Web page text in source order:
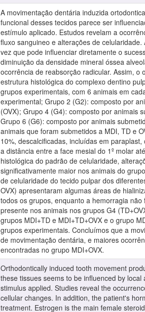
A movimentação dentária induzida
funcional desses tecidos parece ser
estímulo aplicado. Estudos revelam a
fluxo sanguineo e alterações de
vez que pode influenciar diretamente o
diminuição da densidade mineral óssea
ocorrência de reabsorção radicular. Assim,
estrutura histológica do complexo dentino
grupos experimentais, com 6 animais em
experimental; Grupo 2 (G2): composto por
(OVX); Grupo 4 (G4): composto por animais
Grupo 6 (G6): composto por animais
animais que foram submetidos a MDI, TD e
10%, descalcificadas, incluídas em
a distância entre a face mesial do 1º molar
histológica do padrão de celularidade,
significativamente maior nos animais do
de celularidade do tecido pulpar dos
OVX) apresentaram algumas áreas de
todos os grupos, enquanto a hemorragia
presente nos animais nos grupos G4
grupos MDI+TD e MDI+TD+OVX e o grupo
grupos experimentais. Concluímos que a
de movimentação dentária, e maiores
encontradas no grupo MDI+OVX.
Orthodontically induced tooth movement
these tissues seems to be influenced by
stimulus applied. Studies reveal the
cellular changes. In addition, the patient's
treatment. Estrogen is the main female